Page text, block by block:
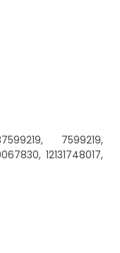
7599219,
12131748017,